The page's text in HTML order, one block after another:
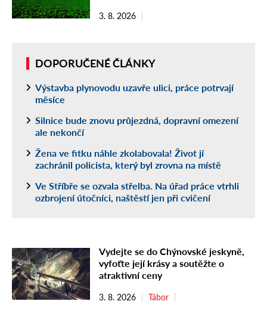
3. 8. 2026
DOPORUČENÉ ČLÁNKY
Výstavba plynovodu uzavře ulici, práce potrvají
měsíce
Silnice bude znovu průjezdná, dopravní omezení
ale nekončí
Žena ve fitku náhle zkolabovala! Život jí
zachránil policista, který byl zrovna na místě
Ve Stříbře se ozvala střelba. Na úřad práce vtrhli
ozbrojení útočníci, naštěstí jen při cvičení
Vydejte se do Chýnovské jeskyně,
vyfoťte její krásy a soutěžte o
atraktivní ceny
3. 8. 2026 Tábor